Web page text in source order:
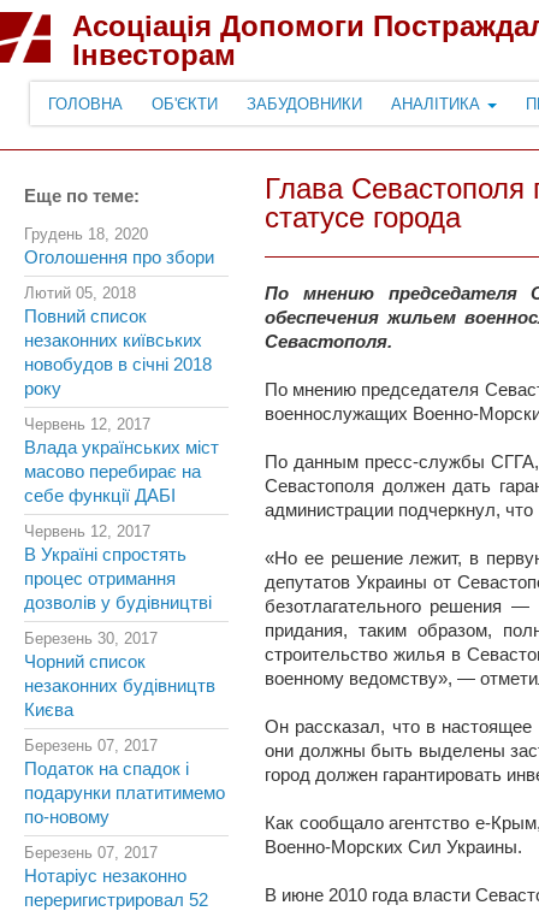
Асоціація Допомоги
Інвесторам
ГОЛОВНА ОБ'ЄКТИ ЗАБУДОВНИКИ АНАЛІТИКА
Еще по теме:
Грудень 18, 2020
Оголошення про збори
Лютий 05, 2018
Повний список
незаконних київських
новобудов в січні 2018
року
Червень 12, 2017
Влада українських міст
масово перебирає на
себе функції ДАБІ
Червень 12, 2017
В Україні спростять
процес отримання
дозволів у будівництві
Березень 30, 2017
Чорний список
незаконних будівництв
Києва
Березень 07, 2017
Податок на спадок і
подарунки платитимемо
по-новому
Березень 07, 2017
Нотаріус незаконно
переригистрировал 52
Глава
статусе города
По мнению председателя
обеспечения жильем
Севастополя.
По мнению председателя
военнослужащих Военно-
По данным пресс-службы
Севастополя должен дать
администрации подчеркнул,
«Но ее решение лежит, в
депутатов Украины от
безотлагательного решения
придания, таким образом,
строительство жилья в
военному ведомству», —
Он рассказал, что в
они должны быть выделены
город должен гарантировать
Как сообщало агентство е-
Военно-Морских Сил Украины.
В июне 2010 года власти